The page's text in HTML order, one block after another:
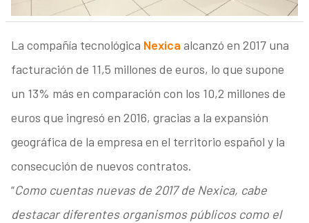
La compañía tecnológica Nexica alcanzó en 2017 una
facturación de 11,5 millones de euros, lo que supone
un 13% más en comparación con los 10,2 millones de
euros que ingresó en 2016, gracias a la expansión
geográfica de la empresa en el territorio español y la
consecución de nuevos contratos.
“Como cuentas nuevas de 2017 de Nexica, cabe
destacar diferentes organismos públicos como el